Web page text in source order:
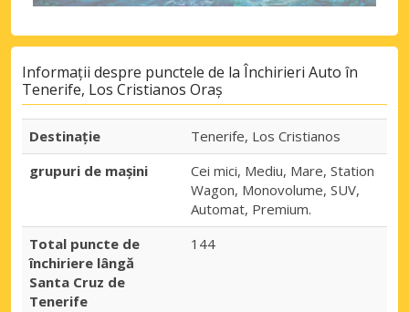
Informații despre punctele de la Închirieri Auto în
Tenerife, Los Cristianos Oraș
Destinaţie
Tenerife, Los Cristianos
grupuri de mașini
Cei mici, Mediu, Mare, Station
Wagon, Monovolume, SUV,
Automat, Premium.
Total puncte de
închiriere lângă
Santa Cruz de
Tenerife
144